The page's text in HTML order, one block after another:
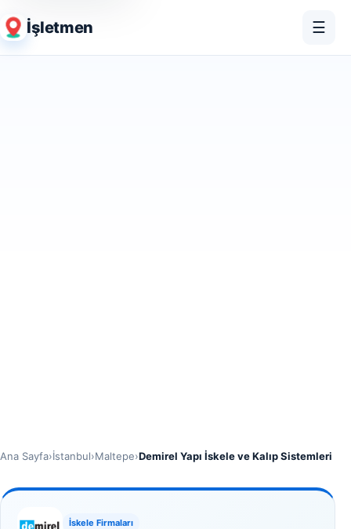
İşletmen ☰
Ana Sayfa›İstanbul›Maltepe›Demirel Yapı İskele ve Kalıp Sistemleri
İskele Firmaları